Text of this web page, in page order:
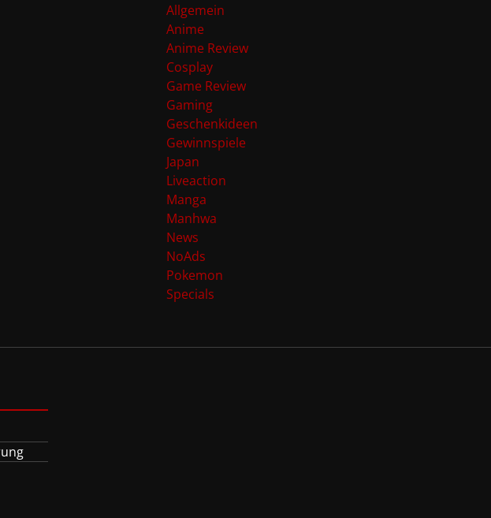
Allgemein
Anime
Anime Review
Cosplay
Game Review
Gaming
Geschenkideen
Gewinnspiele
Japan
Liveaction
Manga
Manhwa
News
NoAds
Pokemon
Specials